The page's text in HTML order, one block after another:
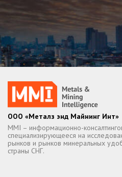
ООО «Металз энд Майнинг Инт»
MMI – информационно-
специализирующееся на
рынков и рынков минеральных
страны СНГ.